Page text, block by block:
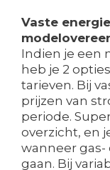
Vaste
Indien je een
heb je 2
tarieven. Bij
prijzen van
periode.
overzicht, en
wanneer
gaan. Bij